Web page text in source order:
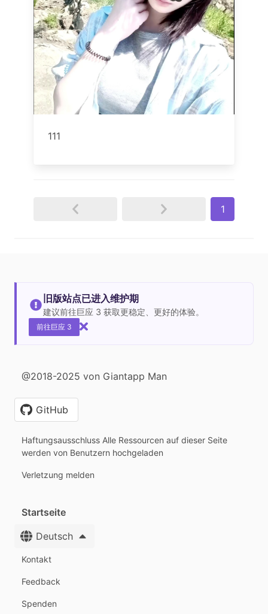
111
1
旧版站点已进入维护期
建议前往巨应 3 获取更稳定、更好的体验。
前往巨应 3
@2018-2025 von Giantapp Man
GitHub
Haftungsausschluss Alle Ressourcen auf dieser Seite
werden von Benutzern hochgeladen
Verletzung melden
Startseite
Deutsch
Kontakt
Feedback
Spenden